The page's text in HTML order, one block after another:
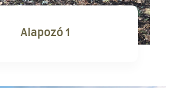
Alapozó 1